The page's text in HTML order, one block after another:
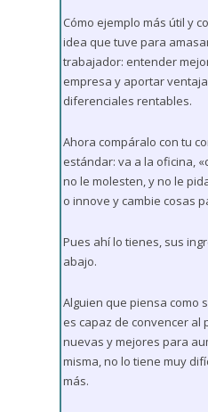
Cómo ejemplo más útil y
idea que tuve para
trabajador: entender
empresa y aportar
diferenciales rentables.
Ahora compáralo con tu
estándar: va a la oficina,
no le molesten, y no le
o innove y cambie cosas
Pues ahí lo tienes, sus
abajo.
Alguien que piensa como
es capaz de convencer al
nuevas y mejores para
misma, no lo tiene muy
más.